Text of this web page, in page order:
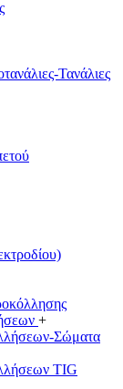
Τανάλιες
+
Σώματα
TIG